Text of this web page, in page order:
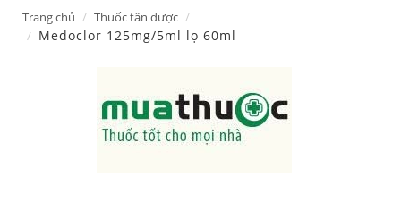
Trang chủ Thuốc tân dược
Medoclor 125mg/5ml lọ 60ml